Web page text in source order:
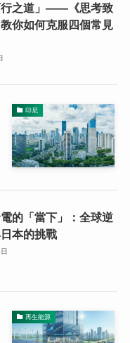
行之道」——《思考致
你如何克服四個常見
印尼
的「當下」：全球逆
本的挑戰
再生能源